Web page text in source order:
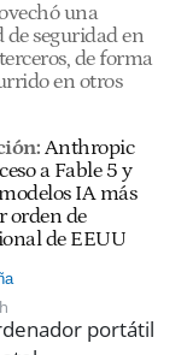
una
seguridad en
de forma
en otros
Anthropic
a Fable 5 y
IA más
orden de
de EEUU